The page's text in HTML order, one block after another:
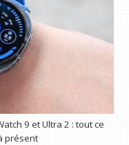
9 et Ultra 2 : tout ce
présent